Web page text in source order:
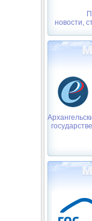
новости,